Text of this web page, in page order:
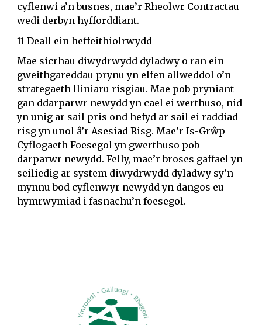
cyflenwi a’n busnes, mae’r Rheolwr Contractau
wedi derbyn hyfforddiant.
11 Deall ein heffeithiolrwydd
Mae sicrhau diwydrwydd dyladwy o ran ein
gweithgareddau prynu yn elfen allweddol o’n
strategaeth lliniaru risgiau. Mae pob pryniant
gan ddarparwr newydd yn cael ei werthuso, nid
yn unig ar sail pris ond hefyd ar sail ei raddiad
risg yn unol â’r Asesiad Risg. Mae’r Is-Grŵp
Cyflogaeth Foesegol yn gwerthuso pob
darparwr newydd. Felly, mae’r broses gaffael yn
seiliedig ar system diwydrwydd dyladwy sy’n
mynnu bod cyflenwyr newydd yn dangos eu
hymrwymiad i fasnachu’n foesegol.